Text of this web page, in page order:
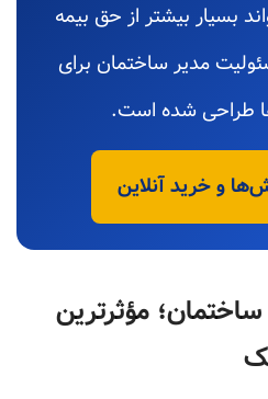
بسیار بیشتر از حق بیمه
مدیر ساختمان برای
طراحی شده است.
و خرید آنلاین
مؤثرترین